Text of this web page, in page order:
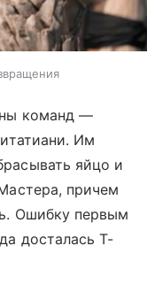
команд —
Им
яйцо и
причем
Ошибку первым
досталась T-